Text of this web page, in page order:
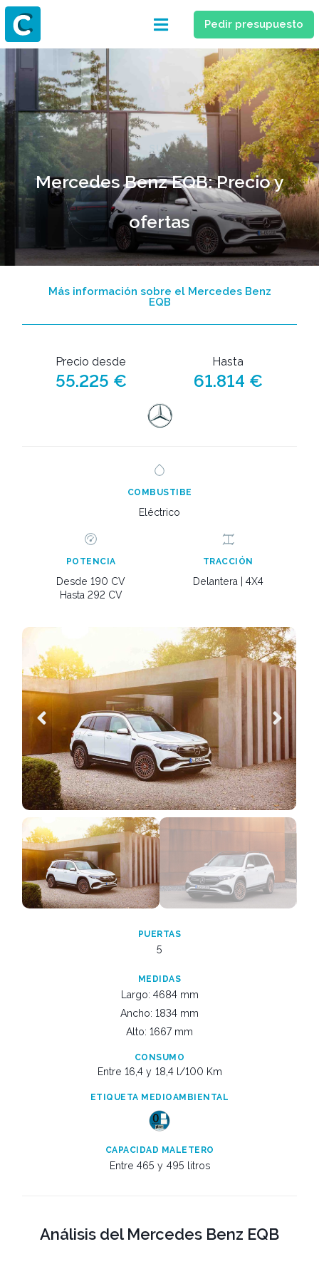
Pedir presupuesto
SUV
Mercedes Benz EQB: Precio y
ofertas
Más información sobre el Mercedes Benz
EQB
Precio desde
55.225 €
Hasta
61.814 €
COMBUSTIBE
Eléctrico
POTENCIA
Desde 190 CV
Hasta 292 CV
TRACCIÓN
Delantera | 4X4
PUERTAS
5
MEDIDAS
Largo: 4684 mm
Ancho: 1834 mm
Alto: 1667 mm
CONSUMO
Entre 16,4 y 18,4 l/100 Km
ETIQUETA MEDIOAMBIENTAL
CAPACIDAD MALETERO
Entre 465 y 495 litros
Análisis del Mercedes Benz EQB